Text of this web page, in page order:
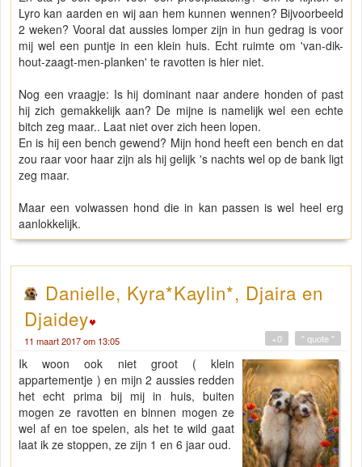
Lyro kan aarden en wij aan hem kunnen wennen? Bijvoorbeeld
2 weken? Vooral dat aussies lomper zijn in hun gedrag is voor
mij wel een puntje in een klein huis. Echt ruimte om 'van-dik-
hout-zaagt-men-planken' te ravotten is hier niet.
Nog een vraagje: Is hij dominant naar andere honden of past
hij zich gemakkelijk aan? De mijne is namelijk wel een echte
bitch zeg maar.. Laat niet over zich heen lopen.
En is hij een bench gewend? Mijn hond heeft een bench en dat
zou raar voor haar zijn als hij gelijk 's nachts wel op de bank ligt
zeg maar.
Maar een volwassen hond die in kan passen is wel heel erg
aanlokkelijk.
Danielle, Kyra*Kaylin*, Djaira en
Djaidey
11 maart 2017 om 13:05 " quote "
+0
Ik woon ook niet groot ( klein
appartementje ) en mijn 2 aussies redden
het echt prima bij mij in huis, buiten
mogen ze ravotten en binnen mogen ze
wel af en toe spelen, als het te wild gaat
laat ik ze stoppen, ze zijn 1 en 6 jaar oud.